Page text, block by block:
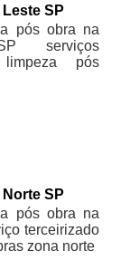
SP
pós obra na
serviços
pós
SP
pós obra na
terceirizado
zona norte